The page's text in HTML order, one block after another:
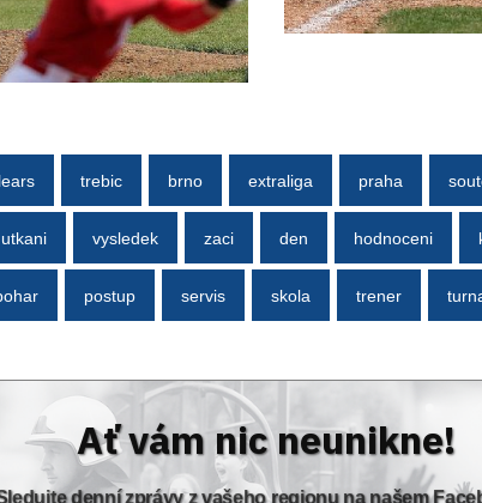
trebic brno extraliga praha
utkani vysledek zaci den hodnoceni
postup servis skola trener
Ať vám nic neunikne!
denní zprávy z vašeho regionu na našem